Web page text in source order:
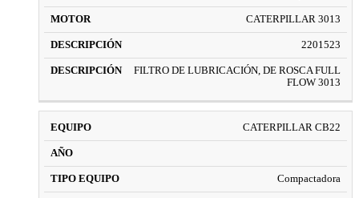
CATERPILLAR 3013
2201523
FILTRO DE LUBRICACIÓN, DE ROSCA FULL
FLOW 3013
CATERPILLAR CB22
Compactadora